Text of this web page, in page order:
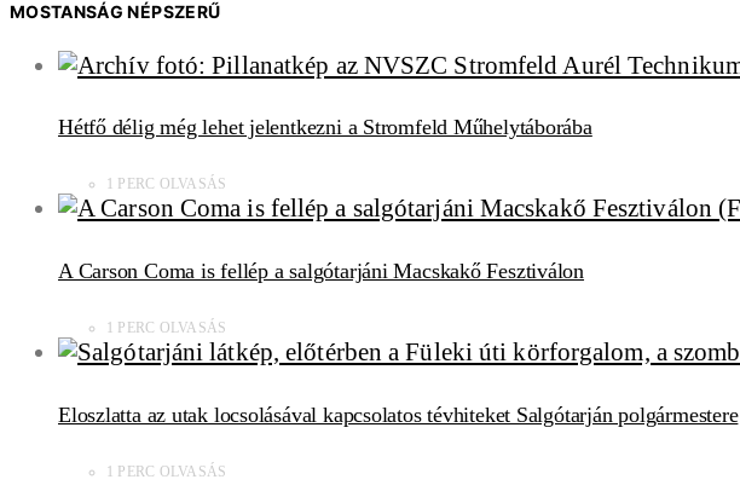
MOSTANSÁG NÉPSZERŰ
Hétfő délig még lehet jelentkezni a Stromfeld Műhelytáborába
1 PERC OLVASÁS
A Carson Coma is fellép a salgótarjáni Macskakő Fesztiválon
1 PERC OLVASÁS
Eloszlatta az utak locsolásával kapcsolatos tévhiteket Salgótarján polgármestere
1 PERC OLVASÁS